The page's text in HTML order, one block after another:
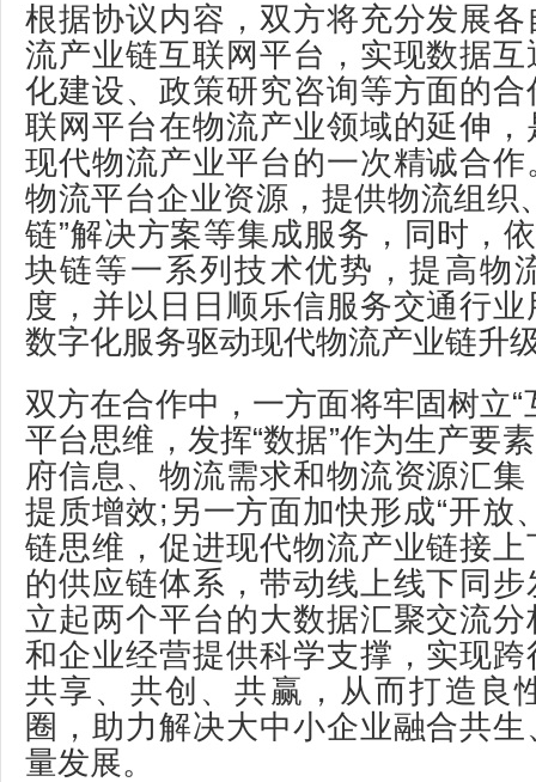
根据协议内容，双方将充分发展
流产业链互联网平台，实现数据
化建设、政策研究咨询等方面的
联网平台在物流产业领域的延伸
现代物流产业平台的一次精诚合
物流平台企业资源，提供物流组织
链”解决方案等集成服务，同时，
块链等一系列技术优势，提高物
度，并以日日顺乐信服务交通行
数字化服务驱动现代物流产业链升
双方在合作中，一方面将牢固树立“
平台思维，发挥“数据”作为生产要
府信息、物流需求和物流资源汇
提质增效;另一方面加快形成“开放
链思维，促进现代物流产业链接
的供应链体系，带动线上线下同
立起两个平台的大数据汇聚交流
和企业经营提供科学支撑，实现
共享、共创、共赢，从而打造良
圈，助力解决大中小企业融合共
量发展。